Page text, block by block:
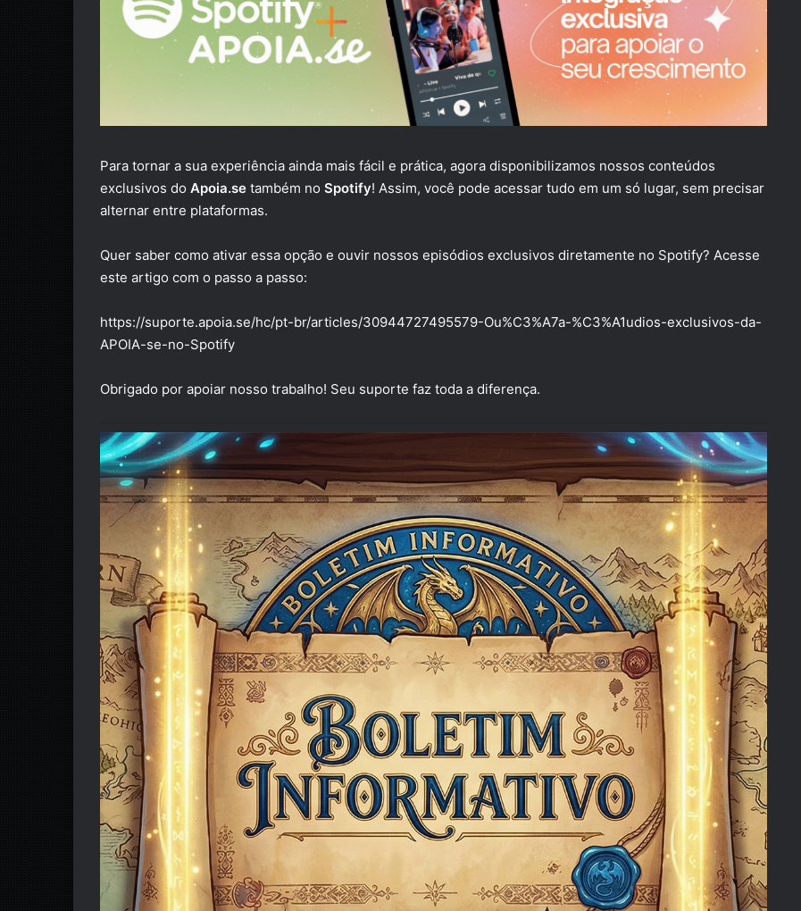
Para tornar a sua experiência ainda mais fácil e prática, agora disponibilizamos nossos conteúdos
exclusivos do Apoia.se também no Spotify! Assim, você pode acessar tudo em um só lugar, sem precisar
alternar entre plataformas.
Quer saber como ativar essa opção e ouvir nossos episódios exclusivos diretamente no Spotify? Acesse
este artigo com o passo a passo:
https://suporte.apoia.se/hc/pt-br/articles/30944727495579-Ou%C3%A7a-%C3%A1udios-exclusivos-da-
APOIA-se-no-Spotify
Obrigado por apoiar nosso trabalho! Seu suporte faz toda a diferença.